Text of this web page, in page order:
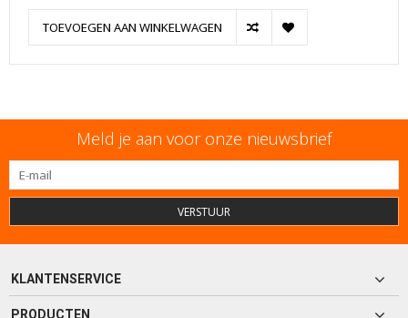
TOEVOEGEN AAN WINKELWAGEN
Meld je aan voor onze nieuwsbrief
VERSTUUR
KLANTENSERVICE
PRODUCTEN